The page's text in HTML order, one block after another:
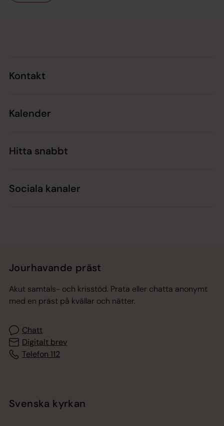
Kontakt
Kalender
Hitta snabbt
Sociala kanaler
Jourhavande präst
Akut samtals- och krisstöd. Prata eller chatta anonymt
med en präst på kvällar och nätter.
Chatt
Digitalt brev
Telefon 112
Svenska kyrkan